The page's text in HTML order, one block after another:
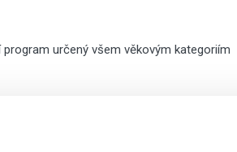
určený všem věkovým kategoriím